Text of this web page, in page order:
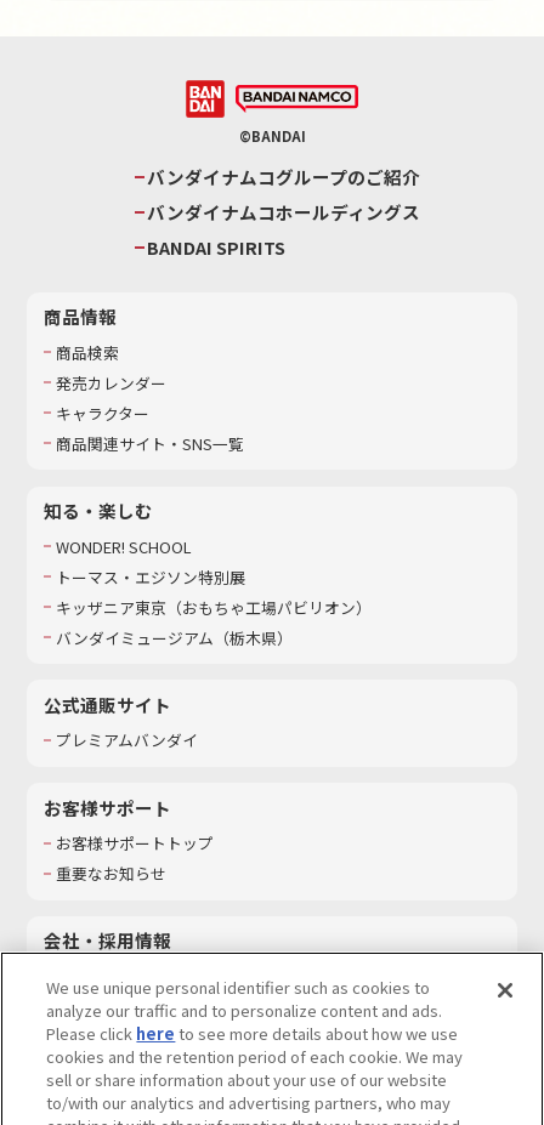
©BANDAI
バンダイナムコグループのご紹介
バンダイナムコホールディングス
BANDAI SPIRITS
商品情報
商品検索
発売カレンダー
キャラクター
商品関連サイト・SNS一覧
知る・楽しむ
WONDER! SCHOOL
トーマス・エジソン特別展
キッザニア東京（おもちゃ工場パビリオン）​
バンダイミュージアム（栃木県）
公式通販サイト
プレミアムバンダイ
お客様サポート
お客様サポートトップ
重要なお知らせ
会社・採用情報
採用情報
サステナビリティ
お問い合わせ
We use unique personal identifier such as cookies to
analyze our traffic and to personalize content and ads.
Please click here to see more details about how we use
cookies and the retention period of each cookie. We may
sell or share information about your use of our website
to/with our analytics and advertising partners, who may